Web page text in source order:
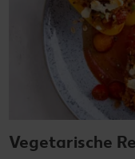
Vegetarische